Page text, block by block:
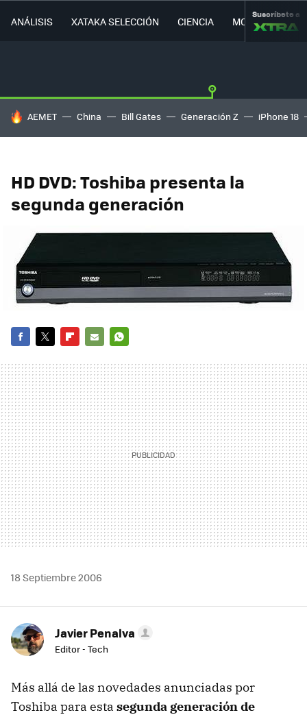
ANÁLISIS XATAKA SELECCIÓN CIENCIA MOVILIDAD
Suscríbete a
HOY SE HABLA DE
AEMET China Bill Gates Generación Z iPhone 18
HD DVD: Toshiba presenta la
segunda generación
MAIL
18 Septiembre 2006
Javier Penalva
Editor - Tech
Más allá de las novedades anunciadas por
Toshiba para esta segunda generación de